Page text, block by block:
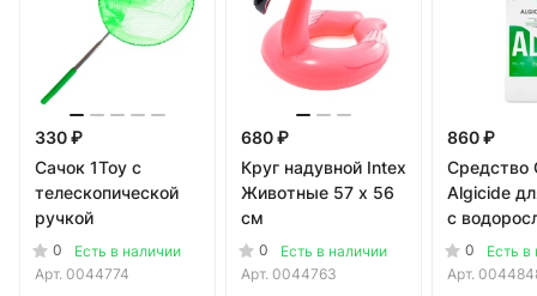
330 ₽
Сачок 1Toy с
телескопической
ручкой
0
Есть в наличии
Арт. 0044774
680 ₽
Круг надувной Intex
Животные 57 x 56
см
0
Есть в наличии
Арт. 0044763
860 ₽
Средство
Algicide
с
0
Есть в
Арт.